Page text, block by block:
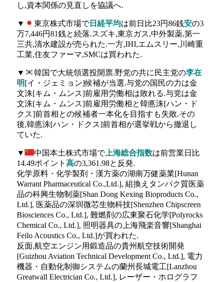
し,資本関係の見直しを協議へ.
▼ 東京株式市場で日経平均は前日比23円86銭安の3
万7,446円81銭と続落.スズキ,東京ガス,中外製薬,第一
三共,清水建設が売られた.一方,IHI,エムスリー,川崎重
工業,住友ファーマ,SMCは買われた.
▼ 韓国で大統領選投開票.野党の共に民主党の李在
明[イ・ジェミョン]候補が当選.与党の国民の力は金
文洙[キム・ムンス]前雇用労働相は敗れる.与党は金
文洙[キム・ムンス]前雇用労働相と韓悳洙[ハン・ド
クス]前首相との候補者一本化を目指すも失敗.その
後,韓悳洙[ハン・ドクス]前首相が選挙戦から撤退し
ていた.
▼ 中国本土株式市場で上海総合指数は前営業日比
14.49ポイント 高の3,361.98と反発.
化学原料・化学製剤・漢方薬の湖南万健薬業[Hunan
Warrant Pharmaceutical Co.,Ltd.], 組換えタンパク質医薬
品の科興生物制薬[Shan Dong Kexing Bioproducts Co.,
Ltd.], 医薬品の深圳微芯生物科技[Shenzhen Chipscreen
Biosciences Co., Ltd.], 難燃剤の広東聚石化学[Polyrocks
Chemical Co., Ltd.], 照明器具の上海飛楽音響[Shanghai
Feilo Acoustics Co., Ltd.]が買われた.
反面,航空エンジン用鍛造品の貴州航空技術開発
[Guizhou Aviation Technical Development Co., Ltd.], 電力
機器・自動化制御システムの蘭州長城電工[Lanzhou
Greatwall Electrician Co., Ltd.], レーザー・ホログラフ